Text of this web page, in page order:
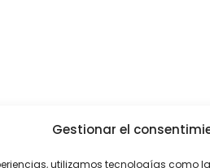
Gestionar el
utilizamos tecnologías